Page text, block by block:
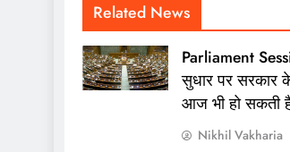
Related News
Parliament
सुधार पर सरकार
आज भी हो सकती
Nikhil Vakharia